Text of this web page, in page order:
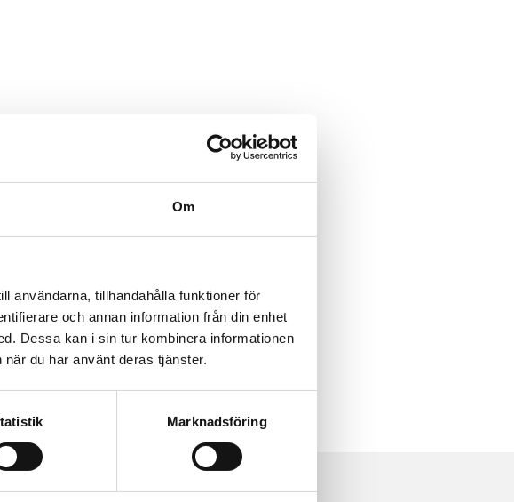
Om
användarna, tillhandahålla funktioner för
och annan information från din enhet
Dessa kan i sin tur kombinera informationen
du har använt deras tjänster.
Marknadsföring